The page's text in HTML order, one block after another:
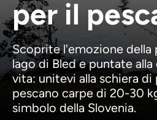
per il
Scoprite l'emozione della
lago di Bled e puntate
vita: unitevi alla schiera
pescano carpe di 20-30
simbolo della Slovenia.